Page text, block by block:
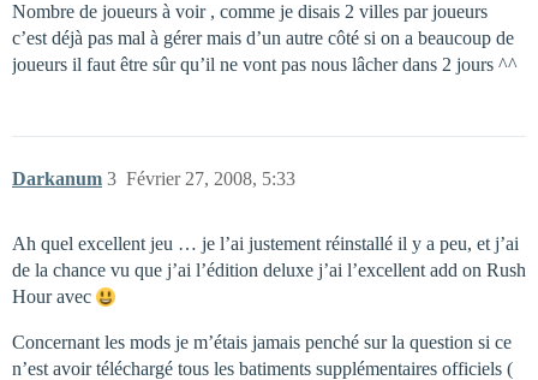
Nombre de joueurs à voir , comme je disais 2 villes par joueurs
c’est déjà pas mal à gérer mais d’un autre côté si on a beaucoup de
joueurs il faut être sûr qu’il ne vont pas nous lâcher dans 2 jours ^^
Darkanum Février 27, 2008, 5:33
3
Ah quel excellent jeu … je l’ai justement réinstallé il y a peu, et j’ai
de la chance vu que j’ai l’édition deluxe j’ai l’excellent add on Rush
Hour avec
Concernant les mods je m’étais jamais penché sur la question si ce
n’est avoir téléchargé tous les batiments supplémentaires officiels (